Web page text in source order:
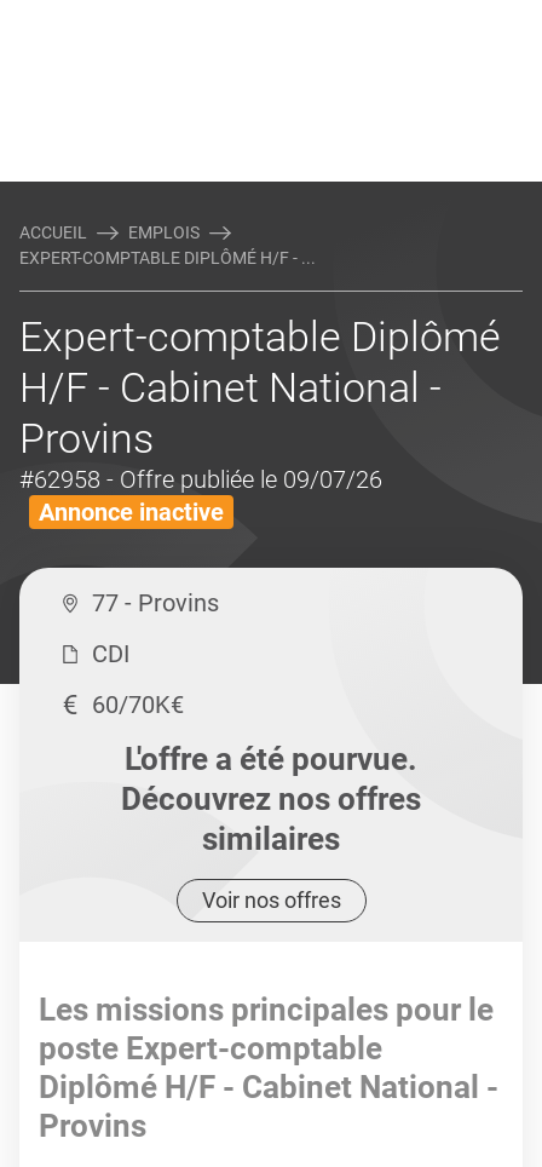
ACCUEIL
EMPLOIS
EXPERT-COMPTABLE DIPLÔMÉ H/F - ...
Expert-comptable Diplômé
H/F - Cabinet National -
Provins
#62958 - Offre publiée le 09/07/26
Annonce inactive
77 - Provins
CDI
60/70K€
L'offre a été pourvue.
Découvrez nos offres
similaires
Voir nos offres
Les missions principales pour le
poste Expert-comptable
Diplômé H/F - Cabinet National -
Provins